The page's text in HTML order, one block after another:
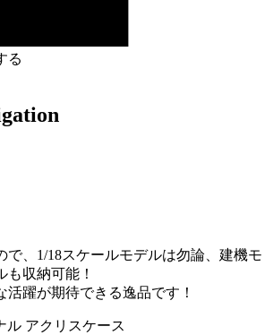
る
で、1/18スケールモデルは勿論、建機モ
も収納可能！
活躍が期待できる逸品です！
ル アクリスケース